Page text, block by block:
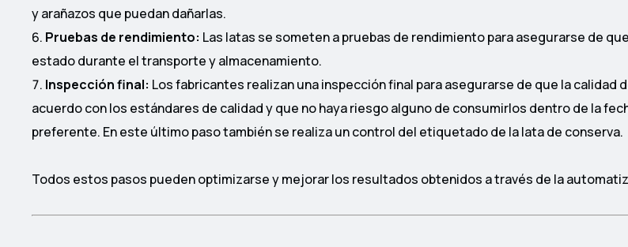
y arañazos que puedan dañarlas.
Pruebas de rendimiento: Las latas se someten a pruebas de rendimiento para asegurarse de
estado durante el transporte y almacenamiento.
Inspección final: Los fabricantes realizan una inspección final para asegurarse de que la calidad
acuerdo con los estándares de calidad y que no haya riesgo alguno de consumirlos dentro de la
preferente. En este último paso también se realiza un control del etiquetado de la lata de conserva.
Todos estos pasos pueden optimizarse y mejorar los resultados obtenidos a través de la